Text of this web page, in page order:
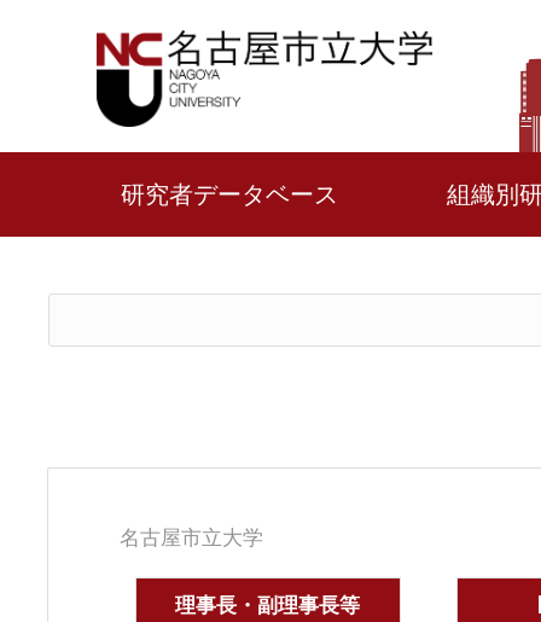
研究者データベース 組織別
名古屋市立大学
理事長・副理事長等